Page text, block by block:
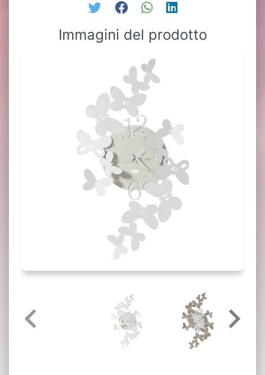
Immagini del prodotto